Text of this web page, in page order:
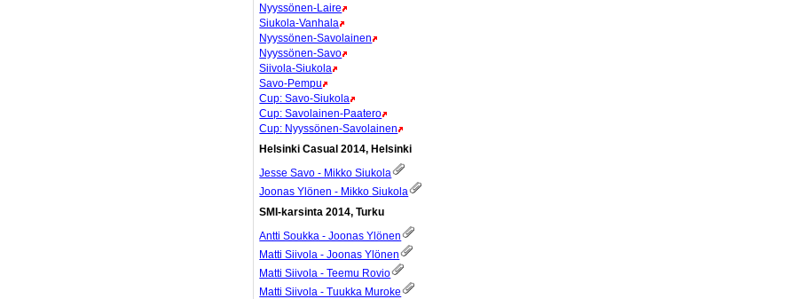
Nyyssönen-Laire
Siukola-Vanhala
Nyyssönen-Savolainen
Nyyssönen-Savo
Siivola-Siukola
Savo-Pempu
Cup: Savo-Siukola
Cup: Savolainen-Paatero
Cup: Nyyssönen-Savolainen
Helsinki Casual 2014, Helsinki
Jesse Savo - Mikko Siukola
Joonas Ylönen - Mikko Siukola
SMI-karsinta 2014, Turku
Antti Soukka - Joonas Ylönen
Matti Siivola - Joonas Ylönen
Matti Siivola - Teemu Rovio
Matti Siivola - Tuukka Muroke